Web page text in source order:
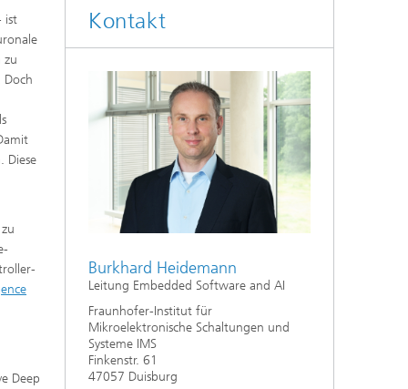
ist
zu
Doch
Diese
Deep
Kontakt
Burkhard Heidemann
Leitung Embedded Software and AI
Fraunhofer-Institut für
Mikroelektronische Schaltungen und
Systeme IMS
Finkenstr. 61
47057 Duisburg